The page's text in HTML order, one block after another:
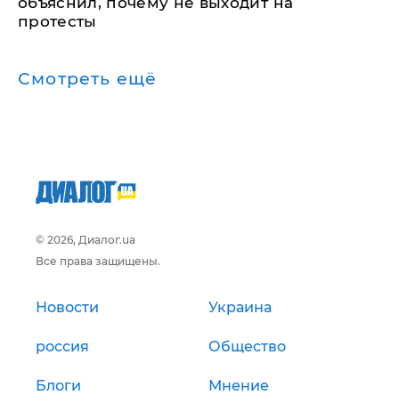
протесты
Смотреть ещё
© 2026, Диалог.ua
Все права защищены.
Новости Украина
россия Общество
Блоги Мнение